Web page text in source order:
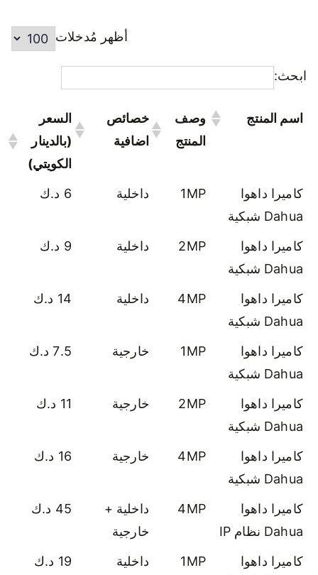
أظهر مُدخلات
ابحث:
اسم المنتج
وصف
المنتج
خصائص
اضافية
السعر
(بالدينار
الكويتي)
كاميرا داهوا
Dahua شبكية
1MP داخلية 6 د.ك
كاميرا داهوا
Dahua شبكية
2MP داخلية 9 د.ك
كاميرا داهوا
Dahua شبكية
4MP داخلية 14 د.ك
كاميرا داهوا
Dahua شبكية
1MP خارجية 7.5 د.ك
كاميرا داهوا
Dahua شبكية
2MP خارجية 11 د.ك
كاميرا داهوا
Dahua شبكية
4MP خارجية 16 د.ك
كاميرا داهوا
Dahua نظام IP
4MP
داخلية +
خارجية
45 د.ك
كاميرا داهوا
1MP داخلية 19 د.ك